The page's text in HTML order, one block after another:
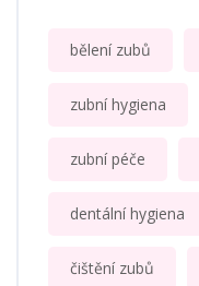
bělení zubů
zubní hygiena
zubní péče
dentální hygiena
čištění zubů